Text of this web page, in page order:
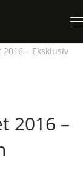
– Eksklusiv
2016 –